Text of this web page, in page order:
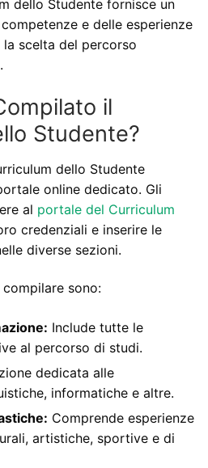
dello Studente fornisce un
e delle esperienze
scelta del percorso
il
Studente?
dello Studente
online dedicato. Gli
al portale del Curriculum
credenziali e inserire le
diverse sezioni.
sono:
Include tutte le
al percorso di studi.
dedicata alle
informatiche e altre.
Comprende esperienze
artistiche, sportive e di